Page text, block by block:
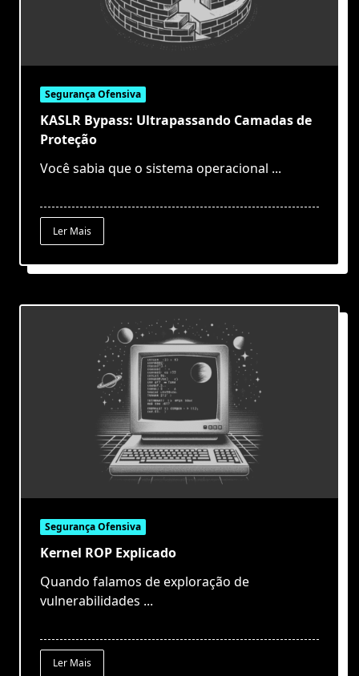
Segurança Ofensiva
KASLR Bypass: Ultrapassando Camadas de
Proteção
Você sabia que o sistema operacional ...
Ler Mais
Segurança Ofensiva
Kernel ROP Explicado
Quando falamos de exploração de
vulnerabilidades ...
Ler Mais